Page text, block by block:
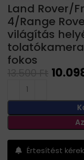
Land Rover/
4/Range
világítás
fokos
Értesítést